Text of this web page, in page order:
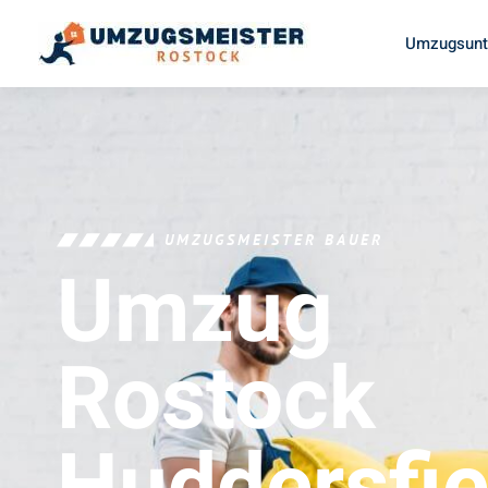
UMZUGSMEISTER BAUER
Umzug
Rostock